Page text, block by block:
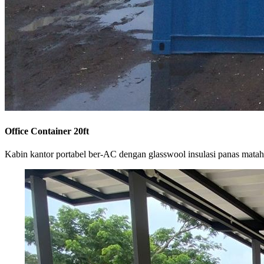
Office Container 20ft
Kabin kantor portabel ber-AC dengan glasswool insulasi panas